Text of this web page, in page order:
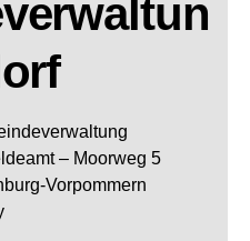
– Moorweg 5
Vorpommern